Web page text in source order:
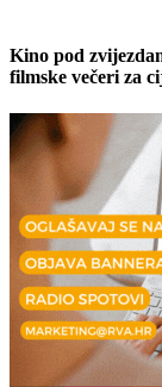
Kino pod
filmske večeri za